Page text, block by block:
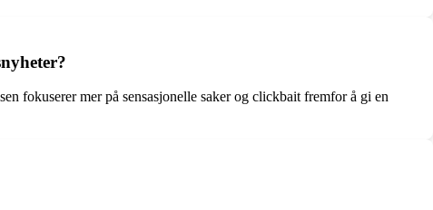
fokuserer mer på sensasjonelle saker og clickbait fremfor å gi en